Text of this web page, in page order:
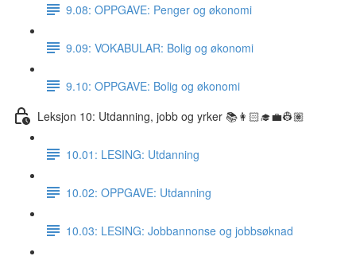
9.08: OPPGAVE: Penger og økonomi
9.09: VOKABULAR: Bolig og økonomi
9.10: OPPGAVE: Bolig og økonomi
Leksjon 10: Utdanning, jobb og yrker 📚👩🏻‍🎓💼👷🏽
10.01: LESING: Utdanning
10.02: OPPGAVE: Utdanning
10.03: LESING: Jobbannonse og jobbsøknad